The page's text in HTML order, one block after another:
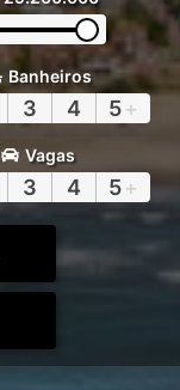
Banheiros
3 4 5+
Vagas
3 4 5+